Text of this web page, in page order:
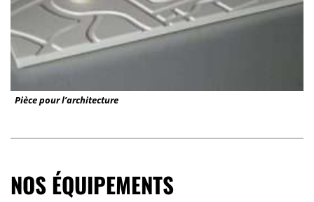
Pièce pour l’architecture
NOS ÉQUIPEMENTS